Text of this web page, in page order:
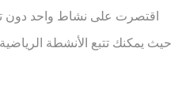
اقتصرت على نشاط واحد دون